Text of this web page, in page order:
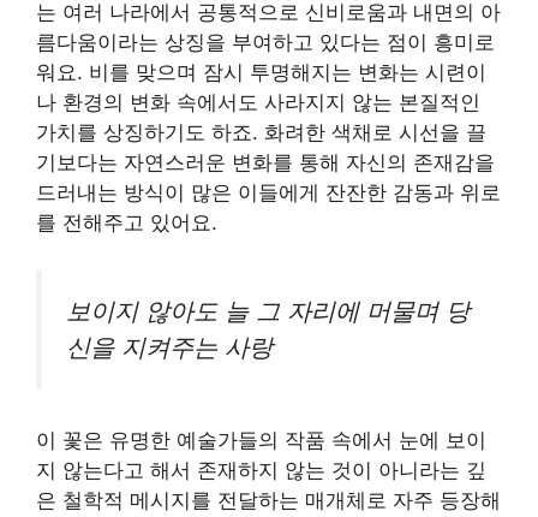
는 여러 나라에서 공통적으로 신비로움과 내면의 아
름다움이라는 상징을 부여하고 있다는 점이 흥미로
워요. 비를 맞으며 잠시 투명해지는 변화는 시련이
나 환경의 변화 속에서도 사라지지 않는 본질적인
가치를 상징하기도 하죠. 화려한 색채로 시선을 끌
기보다는 자연스러운 변화를 통해 자신의 존재감을
드러내는 방식이 많은 이들에게 잔잔한 감동과 위로
를 전해주고 있어요.
보이지 않아도 늘 그 자리에 머물며 당
신을 지켜주는 사랑
이 꽃은 유명한 예술가들의 작품 속에서 눈에 보이
지 않는다고 해서 존재하지 않는 것이 아니라는 깊
은 철학적 메시지를 전달하는 매개체로 자주 등장해